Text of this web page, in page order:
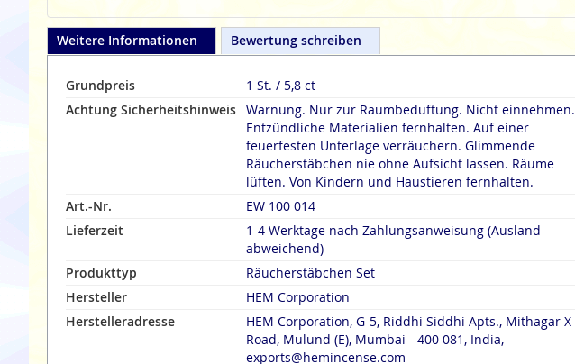
Weitere Informationen
Grundpreis
1 St. / 5,8 ct
Achtung Sicherheitshinweis Warnung. Nur zur Raumbeduftung. Nicht einnehmen.
Entzündliche Materialien fernhalten. Auf einer
feuerfesten Unterlage verräuchern. Glimmende
Räucherstäbchen nie ohne Aufsicht lassen. Räume
lüften. Von Kindern und Haustieren fernhalten.
Art.-Nr.
EW 100 014
Lieferzeit
1-4 Werktage nach Zahlungsanweisung (Ausland
abweichend)
Produkttyp
Räucherstäbchen Set
Hersteller
HEM Corporation
Herstelleradresse
HEM Corporation, G-5, Riddhi Siddhi Apts., Mithagar X
Road, Mulund (E), Mumbai - 400 081, India,
exports@hemincense.com
Bewertung schreiben